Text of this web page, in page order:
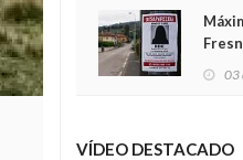
03
VÍDEO DESTACADO